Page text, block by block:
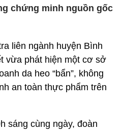
chứng minh nguồn gốc
liên ngành huyện Bình
vừa phát hiện một cơ sở
da heo “bẩn”, không
an toàn thực phẩm trên
sáng cùng ngày, đoàn